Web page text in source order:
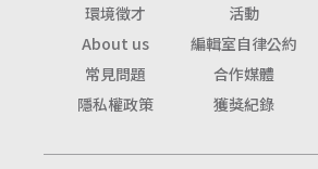
環境徵才
活動
About us
編輯室自律公約
常見問題
合作媒體
隱私權政策
獲獎紀錄